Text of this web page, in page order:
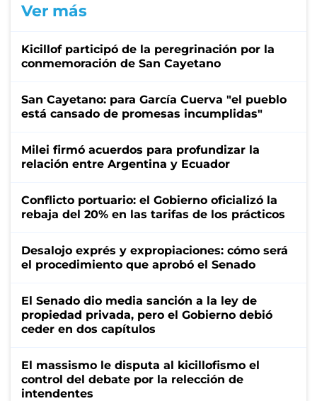
Ver más
Kicillof participó de la peregrinación por la
conmemoración de San Cayetano
San Cayetano: para García Cuerva "el pueblo
está cansado de promesas incumplidas"
Milei firmó acuerdos para profundizar la
relación entre Argentina y Ecuador
Conflicto portuario: el Gobierno oficializó la
rebaja del 20% en las tarifas de los prácticos
Desalojo exprés y expropiaciones: cómo será
el procedimiento que aprobó el Senado
El Senado dio media sanción a la ley de
propiedad privada, pero el Gobierno debió
ceder en dos capítulos
El massismo le disputa al kicillofismo el
control del debate por la relección de
intendentes